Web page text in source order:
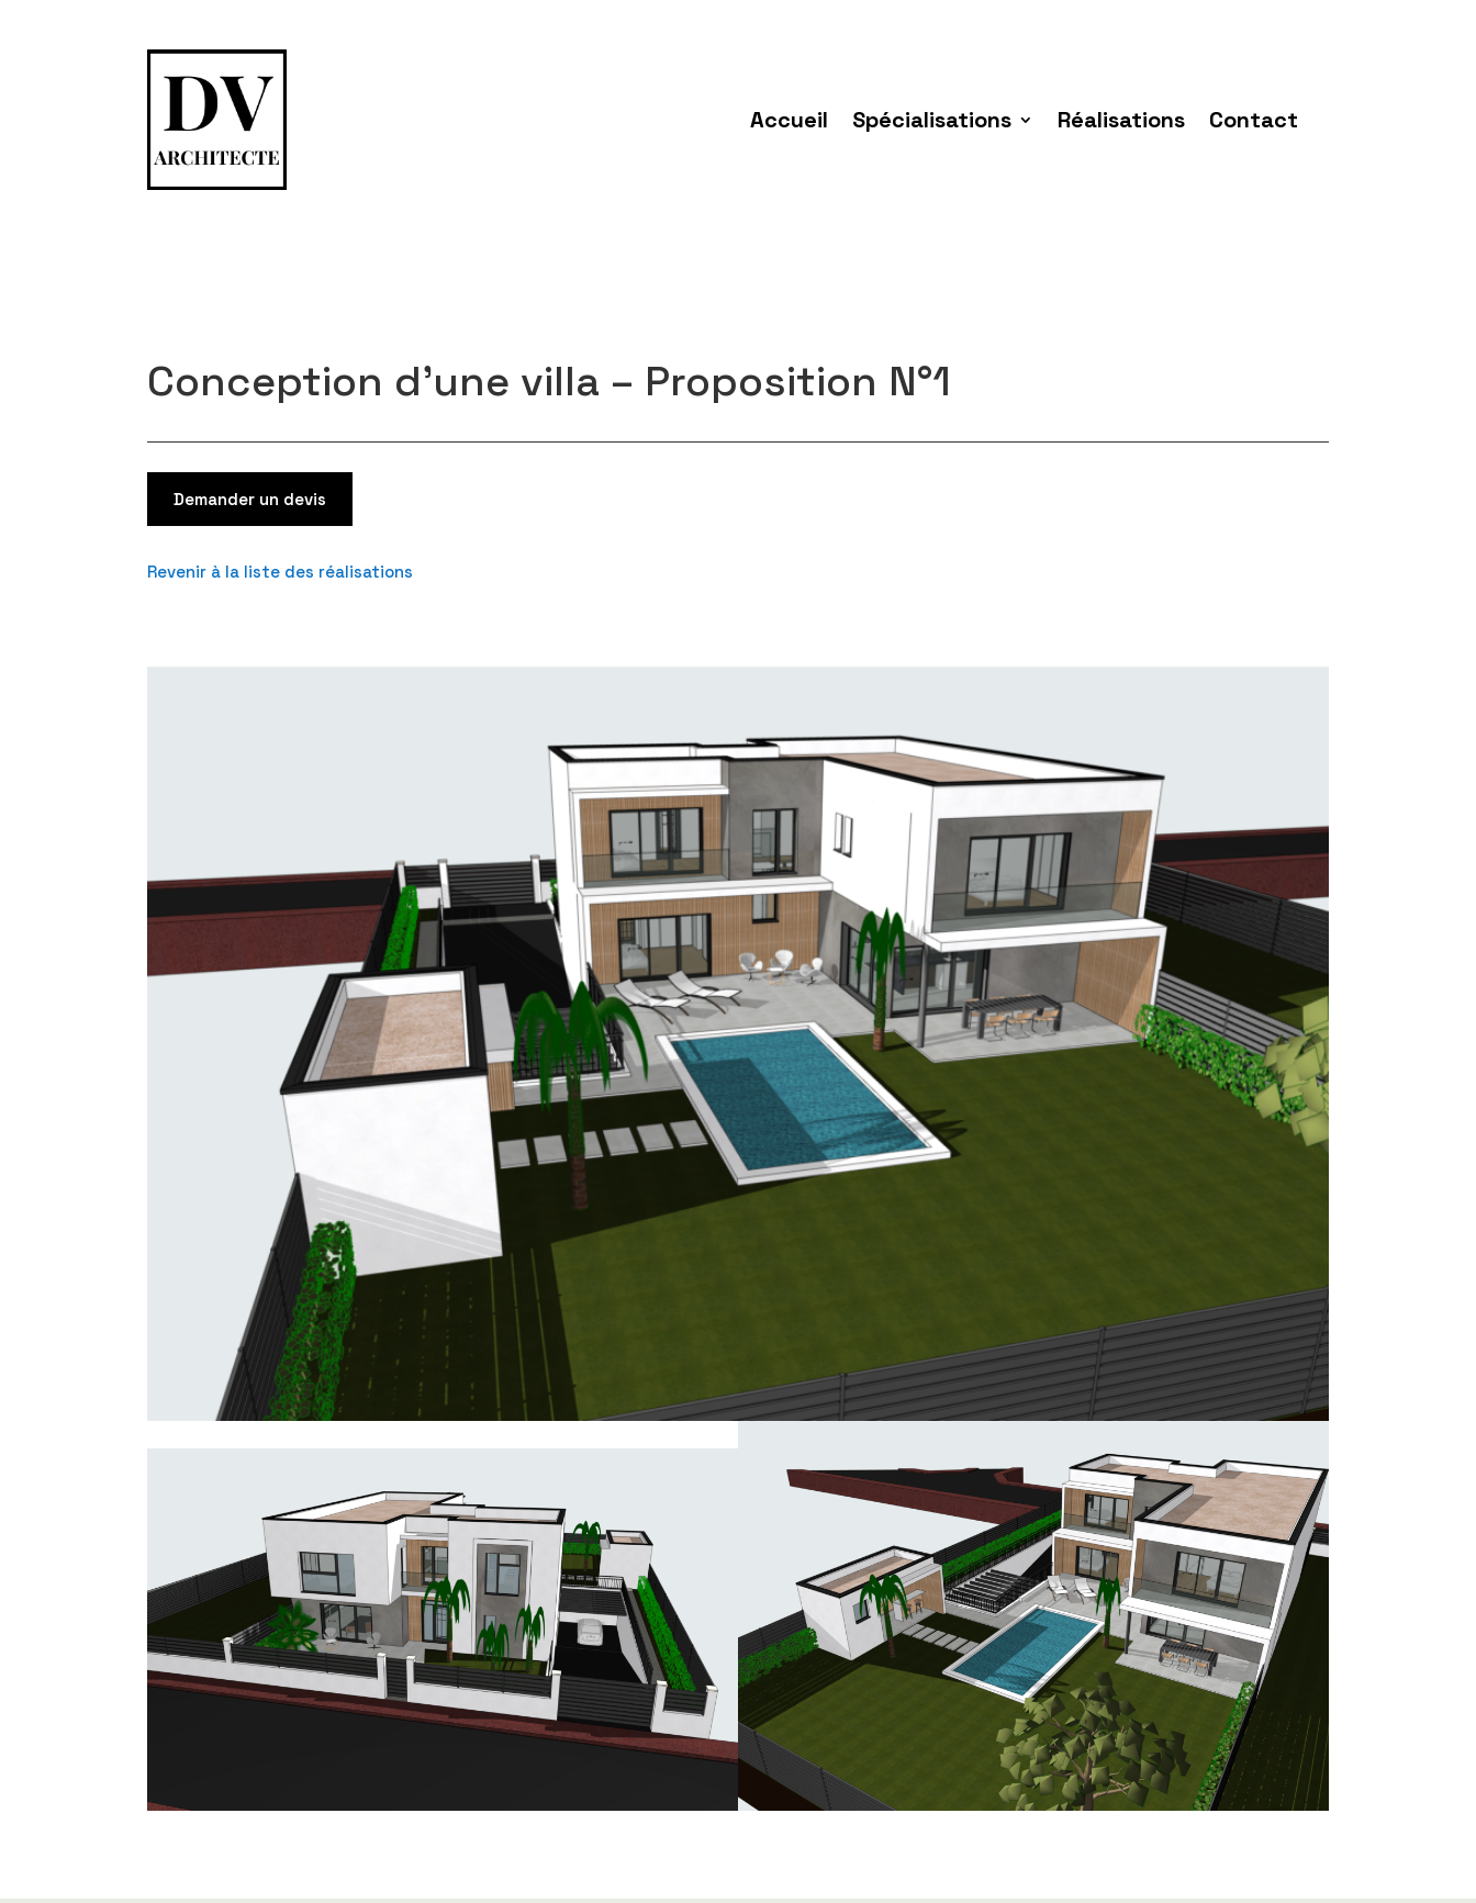
Accueil Spécialisations Réalisations Contact
Conception d’une villa – Proposition N°1
Demander un devis
Revenir à la liste des réalisations